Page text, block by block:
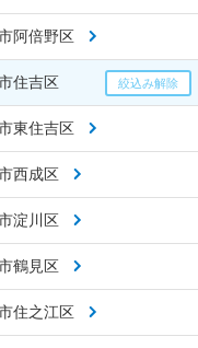
阿倍野区
住吉区
東住吉区
西成区
淀川区
鶴見区
住之江区